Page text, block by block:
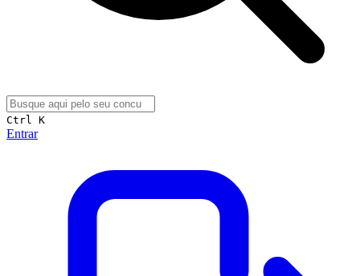
Ctrl K
Entrar